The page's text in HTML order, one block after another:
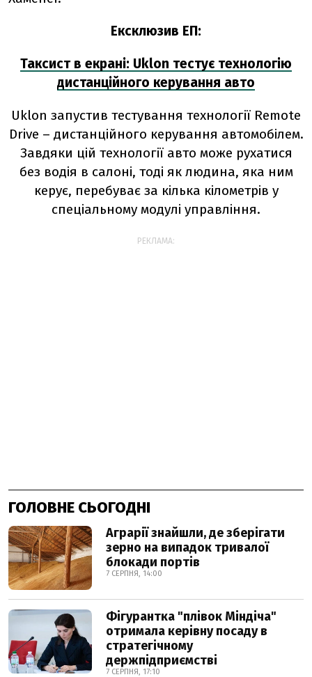
Ексклюзив ЕП:
Таксист в екрані: Uklon тестує технологію
дистанційного керування авто
Uklon запустив тестування технології Remote
Drive – дистанційного керування автомобілем.
Завдяки цій технології авто може рухатися
без водія в салоні, тоді як людина, яка ним
керує, перебуває за кілька кілометрів у
спеціальному модулі управління.
РЕКЛАМА:
ГОЛОВНЕ СЬОГОДНІ
Аграрії знайшли, де зберігати
зерно на випадок тривалої
блокади портів
7 СЕРПНЯ, 14:00
Фігурантка "плівок Міндіча"
отримала керівну посаду в
стратегічному
держпідприємстві
7 СЕРПНЯ, 17:10